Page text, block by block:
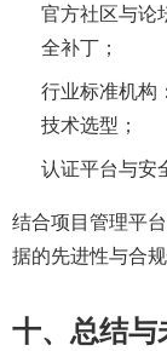
官方社区与论
全补丁；
行业标准机构
技术选型；
认证平台与安
结合项目管理平
据的先进性与合
十、总结与